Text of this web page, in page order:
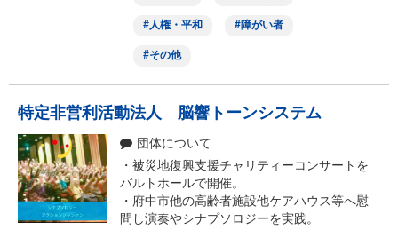
人権・平和 障がい者
その他
特定非営利活動法人 脳響トーンシステム
団体について
・被災地復興支援チャリティーコンサートを
バルトホールで開催。
・府中市他の高齢者施設他ケアハウス等へ慰
問し演奏やシナプソロジーを実践。